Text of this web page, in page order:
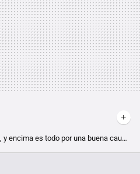
10 videojuegos a precio de risa, y encima es todo por una buena causa, así es el nuevo Humble Bundle de octubre